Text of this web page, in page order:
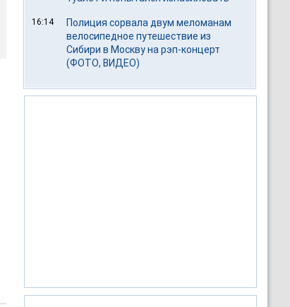
16:14
Полиция сорвала двум меломанам
велосипедное путешествие из
Сибири в Москву на рэп-концерт
(ФОТО, ВИДЕО)